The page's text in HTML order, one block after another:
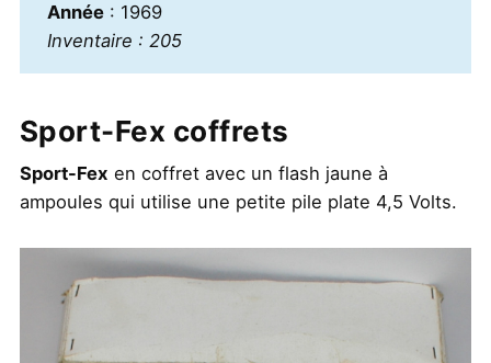
Année: 1969
Inventaire : 205
Sport-Fex coffrets
Sport-Fex en coffret avec un flash jaune à
ampoules qui utilise une petite pile plate 4,5 Volts.